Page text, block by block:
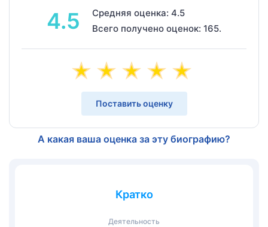
4.5
Средняя оценка: 4.5
Всего получено оценок: 165.
Поставить оценку
А какая ваша оценка за эту биографию?
Кратко
Деятельность